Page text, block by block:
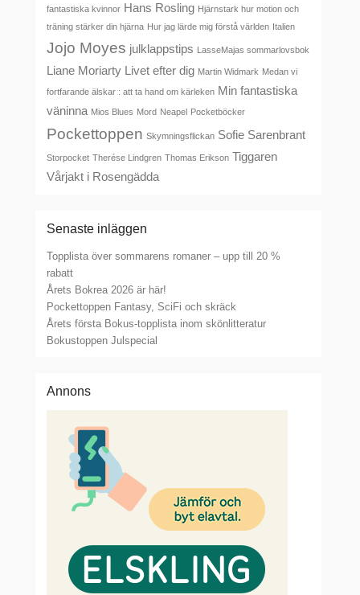
fantastiska kvinnor Hans Rosling Hjärnstark hur motion och
träning stärker din hjärna Hur jag lärde mig förstå världen Italien
Jojo Moyes julklappstips LasseMajas sommarlovsbok
Liane Moriarty Livet efter dig Martin Widmark Medan vi
fortfarande älskar : att ta hand om kärleken Min fantastiska
väninna Mios Blues Mord Neapel Pocketböcker
Pockettoppen Skymningsflickan Sofie Sarenbrant
Storpocket Therése Lindgren Thomas Erikson Tiggaren
Vårjakt i Rosengädda
Senaste inläggen
Topplista över sommarens romaner – upp till 20 %
rabatt
Årets Bokrea 2026 är här!
Pockettoppen Fantasy, SciFi och skräck
Årets första Bokus-topplista inom skönlitteratur
Bokustoppen Julspecial
Annons